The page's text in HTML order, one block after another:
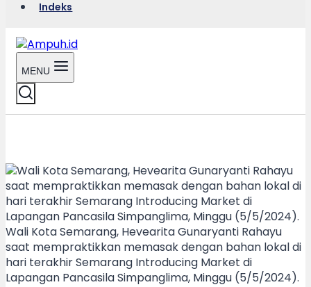
Indeks
MENU
Wali Kota Semarang, Hevearita Gunaryanti Rahayu
saat mempraktikkan memasak dengan bahan lokal di
hari terakhir Semarang Introducing Market di
Lapangan Pancasila Simpanglima, Minggu (5/5/2024).